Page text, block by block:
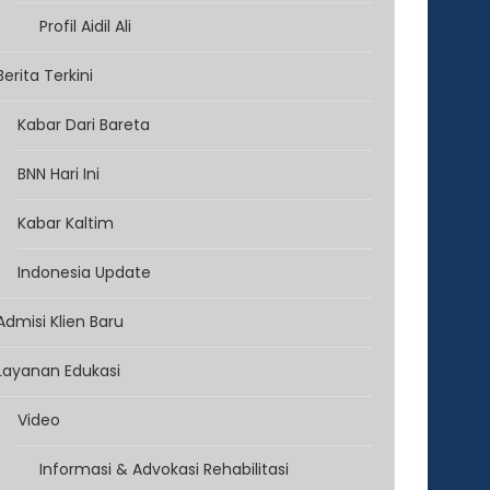
Profil Aidil Ali
Terkini
Kabar Dari Bareta
BNN Hari Ini
Kabar Kaltim
Indonesia Update
Klien Baru
Edukasi
Video
Informasi & Advokasi Rehabilitasi